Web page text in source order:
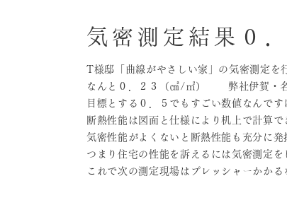
気密測定結果０．
T様邸「曲線がやさしい家」の気密測定を
なんと０．２３（㎠/㎡）
弊社伊賀・名
目標とする０．５でもすごい数値なんです
断熱性能は図面と仕様により机上で計算
気密性能がよくないと断熱性能も充分に
つまり住宅の性能を訴えるには気密測定
これで次の測定現場はプレッシャーかかる